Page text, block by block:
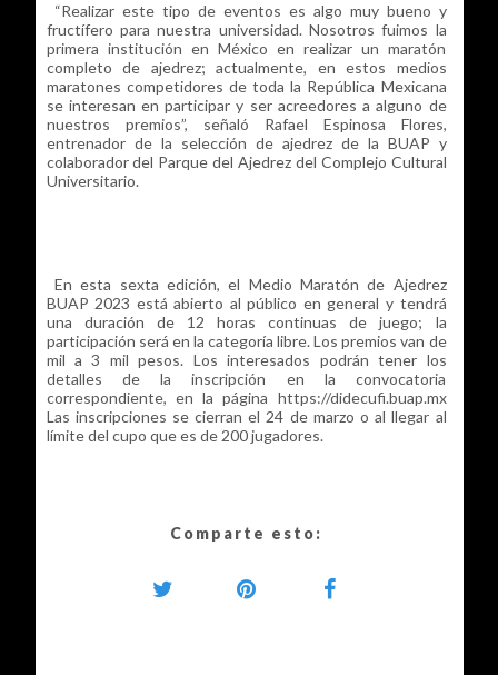
“Realizar este tipo de eventos es algo muy bueno y
fructífero para nuestra universidad. Nosotros fuimos la
primera institución en México en realizar un maratón
completo de ajedrez; actualmente, en estos medios
maratones competidores de toda la República Mexicana
se interesan en participar y ser acreedores a alguno de
nuestros premios”, señaló Rafael Espinosa Flores,
entrenador de la selección de ajedrez de la BUAP y
colaborador del Parque del Ajedrez del Complejo Cultural
Universitario.
En esta sexta edición, el Medio Maratón de Ajedrez
BUAP 2023 está abierto al público en general y tendrá
una duración de 12 horas continuas de juego; la
participación será en la categoría libre. Los premios van de
mil a 3 mil pesos. Los interesados podrán tener los
detalles de la inscripción en la convocatoria
correspondiente, en la página https://didecufi.buap.mx
Las inscripciones se cierran el 24 de marzo o al llegar al
límite del cupo que es de 200 jugadores.
Comparte esto: